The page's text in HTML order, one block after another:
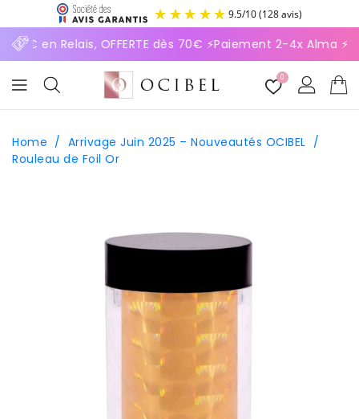
9.5/10
en Relais, OFFERTE dès 70€ ⚡Paiement 2-4x Alma ⚡
0
Home / Arrivage Juin 2025 – Nouveautés OCIBEL /
Rouleau de Foil Or